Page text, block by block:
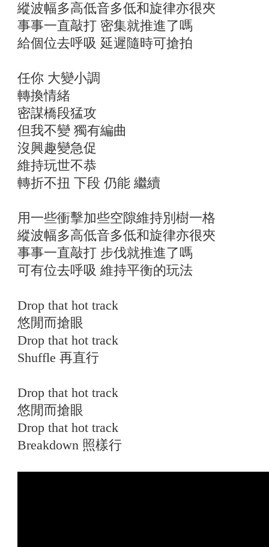
縱波幅多高低音多低和旋律亦很夾
事事一直敲打 密集就推進了嗎
給個位去呼吸 延遲隨時可搶拍
任你 大變小調
轉換情緒
密謀橋段猛攻
但我不變 獨有編曲
沒興趣變急促
維持玩世不恭
轉折不扭 下段 仍能 繼續
用一些衝擊加些空隙維持別樹一格
縱波幅多高低音多低和旋律亦很夾
事事一直敲打 步伐就推進了嗎
可有位去呼吸 維持平衡的玩法
Drop that hot track
悠閒而搶眼
Drop that hot track
Shuffle 再直行
Drop that hot track
悠閒而搶眼
Drop that hot track
Breakdown 照樣行